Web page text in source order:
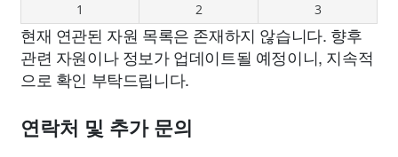
1
2
3
현재 연관된 자원 목록은 존재하지 않습니다. 향후
관련 자원이나 정보가 업데이트될 예정이니, 지속적
으로 확인 부탁드립니다.
연락처 및 추가 문의